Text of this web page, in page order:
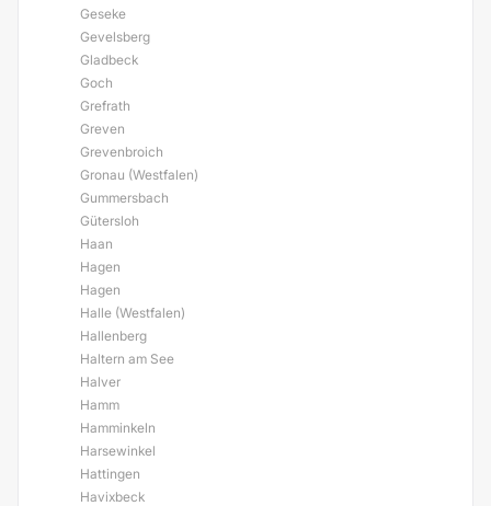
Geseke
Gevelsberg
Gladbeck
Goch
Grefrath
Greven
Grevenbroich
Gronau (Westfalen)
Gummersbach
Gütersloh
Haan
Hagen
Hagen
Halle (Westfalen)
Hallenberg
Haltern am See
Halver
Hamm
Hamminkeln
Harsewinkel
Hattingen
Havixbeck